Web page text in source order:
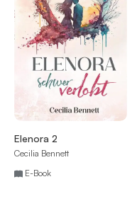
Elenora 2
Cecilia Bennett
E-Book